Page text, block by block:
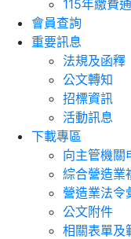
115年繳費
會員查詢
重要訊息
法規及函釋
公文轉知
招標資訊
活動訊息
下載專區
向主管機關
綜合營造業
營造業法令
公文附件
相關表單及